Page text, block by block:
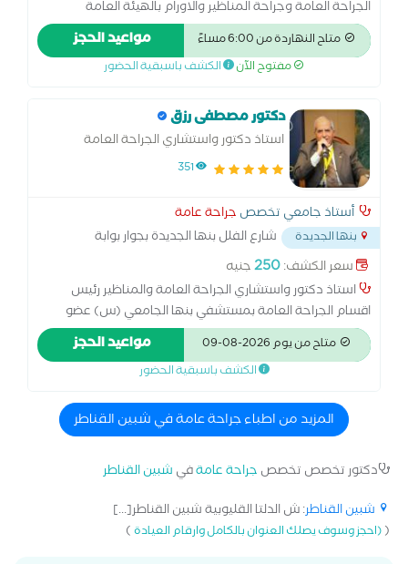
الجراحة العامة وجراحة المناظير والاورام بالهيئة العامة
للمستشفيات والمعاهد التعليمية ماجستير الجراحة العامة
وجراحة المناظير والاورام منذ2012 دكتوراه الجراحة العامة
وجراحة المناظير والاورام منذ 2018 مدرب الجراحة العامة
بالمنظار استئصال الرحم واكياس المبيض بالمنظار اصلاح فتق
الحجاب الحاجز بالمنظار اصلاح الفتق الاربي بالمنظار عمليات
السمنه استئصال البواسير والشرخ والناصور بالليزر وجهاز
الليجاشور عمليات التثدي عمليات شد البطن جراحات الثدي
متاح النهاردة من 6:00 مساءً مواعيد الحجز
مفتوح الآن الكشف باسبقية الحضور
دكتور مصطفى رزق
استاذ دكتور واستشاري الجراحة العامة
والمناظير
351
أستاذ جامعي تخصص جراحة عامة
بنها الجديدة
شارع الفلل بنها الجديدة بجوار بوابة
المعهد الديني...
سعر الكشف:250جنيه
استاذ دكتور واستشاري الجراحة العامة والمناظير رئيس
اقسام الجراحة العامة بمستشفي بنها الجامعي (س) عضو
مجلس ادارة جمعية الجراحين المصرية رئيس لجنة ترقية
الاساتذة المساعدين بالمجلس الاعلى للجامعات دكتوراه الجراحة
العامة والجهاز الهضمي
متاح من يوم 2026-08-09 مواعيد الحجز
الكشف باسبقية الحضور
المزيد من اطباء جراحة عامة في شبين القناطر
دكتور تخصص تخصص جراحة عامةفي شبين القناطر
شبين القناطر: ش الدلتا القليوبية شبين القناطر[...]
((احجز وسوف يصلك العنوان بالكامل وارقام العيادة)